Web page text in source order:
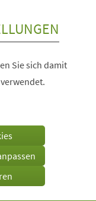
Sie sich damit